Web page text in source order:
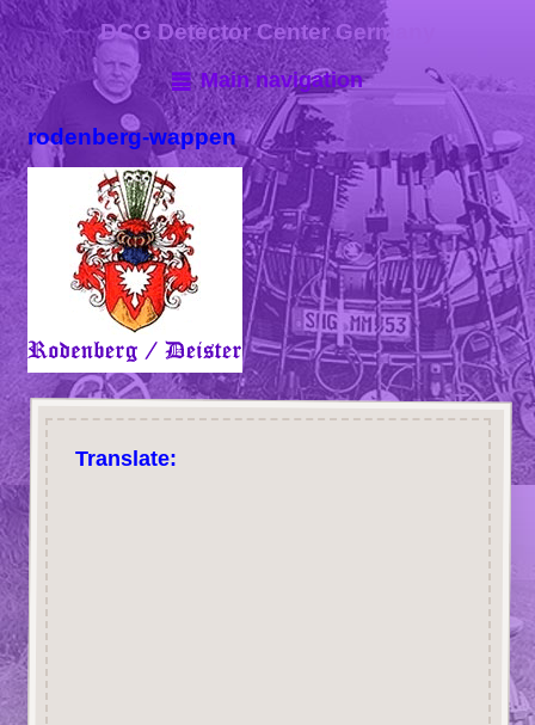
DCG Detector Center Germany
Main navigation
rodenberg-wappen
Translate: